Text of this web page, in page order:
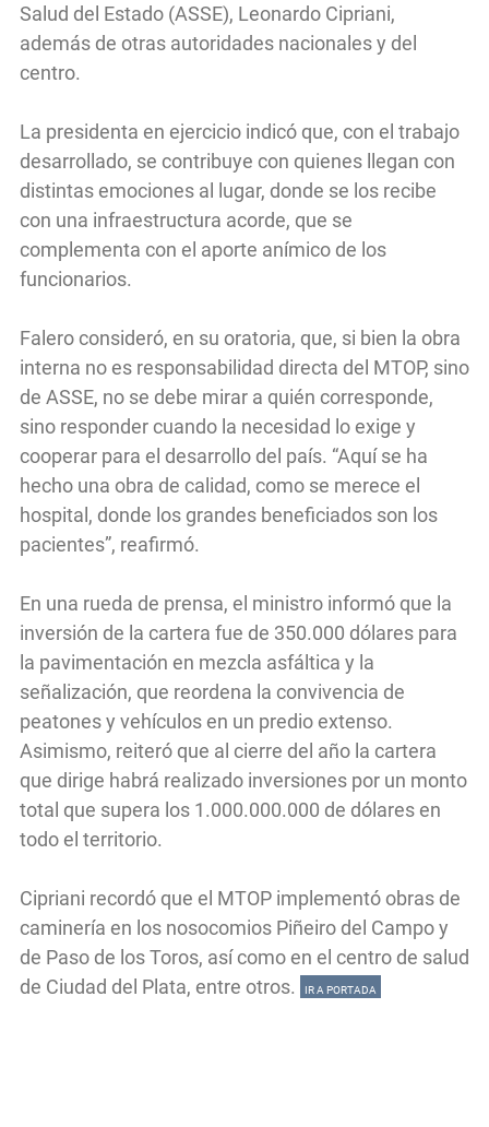
Salud del Estado (ASSE), Leonardo Cipriani,
además de otras autoridades nacionales y del
centro.
La presidenta en ejercicio indicó que, con el trabajo
desarrollado, se contribuye con quienes llegan con
distintas emociones al lugar, donde se los recibe
con una infraestructura acorde, que se
complementa con el aporte anímico de los
funcionarios.
Falero consideró, en su oratoria, que, si bien la obra
interna no es responsabilidad directa del MTOP, sino
de ASSE, no se debe mirar a quién corresponde,
sino responder cuando la necesidad lo exige y
cooperar para el desarrollo del país. “Aquí se ha
hecho una obra de calidad, como se merece el
hospital, donde los grandes beneficiados son los
pacientes”, reafirmó.
En una rueda de prensa, el ministro informó que la
inversión de la cartera fue de 350.000 dólares para
la pavimentación en mezcla asfáltica y la
señalización, que reordena la convivencia de
peatones y vehículos en un predio extenso.
Asimismo, reiteró que al cierre del año la cartera
que dirige habrá realizado inversiones por un monto
total que supera los 1.000.000.000 de dólares en
todo el territorio.
Cipriani recordó que el MTOP implementó obras de
caminería en los nosocomios Piñeiro del Campo y
de Paso de los Toros, así como en el centro de salud
de Ciudad del Plata, entre otros.
IR A PORTADA